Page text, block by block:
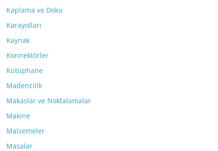
Kaplama ve Doku
Karayolları
Kaynak
Konnektörler
Kütüphane
Madencilik
Makaslar ve Noktalamalar
Makine
Malzemeler
Masalar